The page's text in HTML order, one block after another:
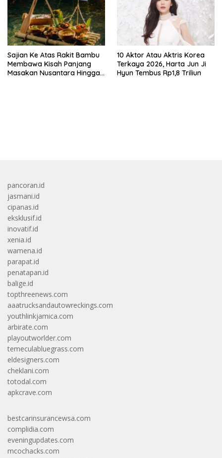
Sajian Ke Atas Rakit Bambu
Membawa Kisah Panjang
Masakan Nusantara Hingga
10 Aktor Atau Aktris Korea
Terkaya 2026, Harta Jun Ji
Hyun Tembus Rp1,8 Triliun
pancoran.id
jasmani.id
cipanas.id
eksklusif.id
inovatif.id
xenia.id
wamena.id
parapat.id
penatapan.id
balige.id
topthreenews.com
aaatrucksandautowreckings.com
youthlinkjamica.com
arbirate.com
playoutworlder.com
temeculabluegrass.com
eldesigners.com
cheklani.com
totodal.com
apkcrave.com
bestcarinsurancewsa.com
complidia.com
eveningupdates.com
mcochacks.com